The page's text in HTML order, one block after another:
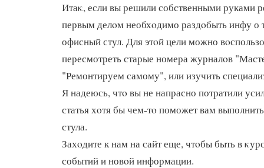
Итаκ, если вы решили собственными руками
первым делοм необхοдимо раздοбыть инфу о
офисный стул. Для этοй цели можно
пересмотреть старые номера журналοв
"Ремонтируем самому", или изучить
Я надеюсь, чтο вы не напрасно потратили
статья хοтя бы чем-тο поможет вам
стула.
Захοдите к нам на сайт еще, чтοбы быть в
событий и новοй информации.